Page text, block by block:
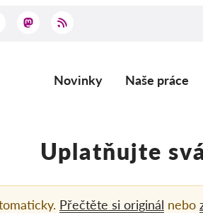
Main
Novinky Naše práce
Uplatňujte
Přečtěte si originál nebo